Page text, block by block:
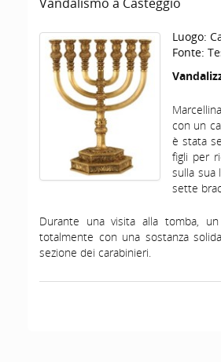
Luogo:
Fonte:
con un
è stata
figli per
sulla sua
sette
Durante una visita alla tomba,
totalmente con una sostanza
sezione dei carabinieri.